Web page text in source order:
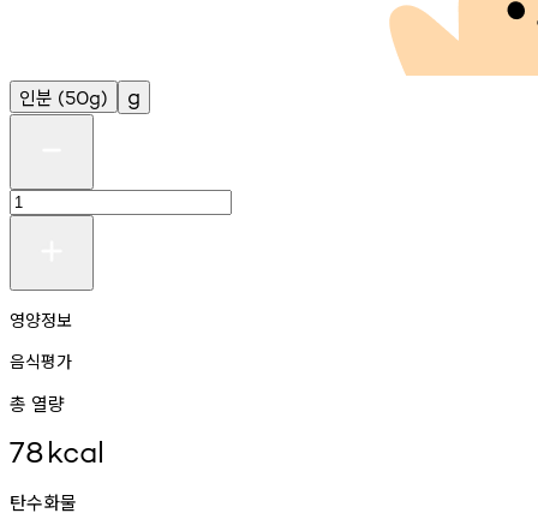
인분 (50g) g
영양정보
음식평가
총 열량
78kcal
탄수화물